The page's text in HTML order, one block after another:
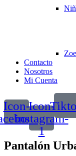
Contacto
Nosotros
Mi Cuenta
Icon-Icon-
instagram-
1
Pantalón